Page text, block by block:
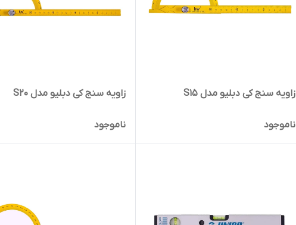
زاویه سنج کی دبلیو مدل S15
ناموجود
زاویه سنج کی دبلیو مدل S20
ناموجود